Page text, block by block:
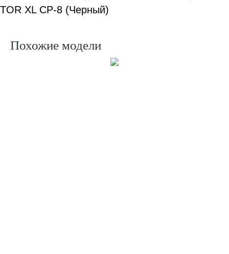
TOR XL CP-8 (Черный)
Похожие модели